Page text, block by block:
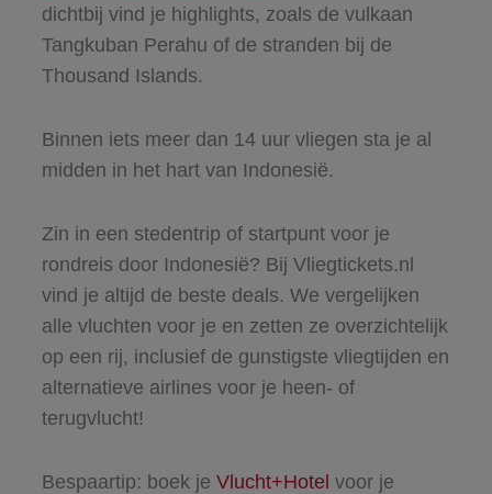
dichtbij vind je highlights, zoals de vulkaan
Tangkuban Perahu of de stranden bij de
Thousand Islands.
Binnen iets meer dan 14 uur vliegen sta je al
midden in het hart van Indonesië.
Zin in een stedentrip of startpunt voor je
rondreis door Indonesië? Bij Vliegtickets.nl
vind je altijd de beste deals. We vergelijken
alle vluchten voor je en zetten ze overzichtelijk
op een rij, inclusief de gunstigste vliegtijden en
alternatieve airlines voor je heen- of
terugvlucht!
Bespaartip: boek je Vlucht+Hotel voor je